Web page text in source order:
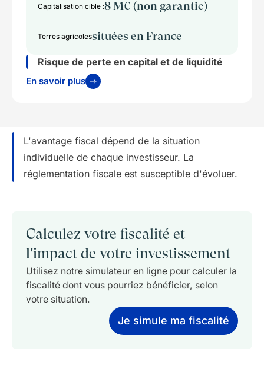
Capitalisation cible :8 M€ (non garantie)
Terres agricolessituées en France
Risque de perte en capital et de liquidité
En savoir plus
L'avantage fiscal dépend de la situation
individuelle de chaque investisseur. La
réglementation fiscale est susceptible d'évoluer.
Calculez votre fiscalité et
l'impact de votre investissement
Utilisez notre simulateur en ligne pour calculer la
fiscalité dont vous pourriez bénéficier, selon
votre situation.
Je simule ma fiscalité